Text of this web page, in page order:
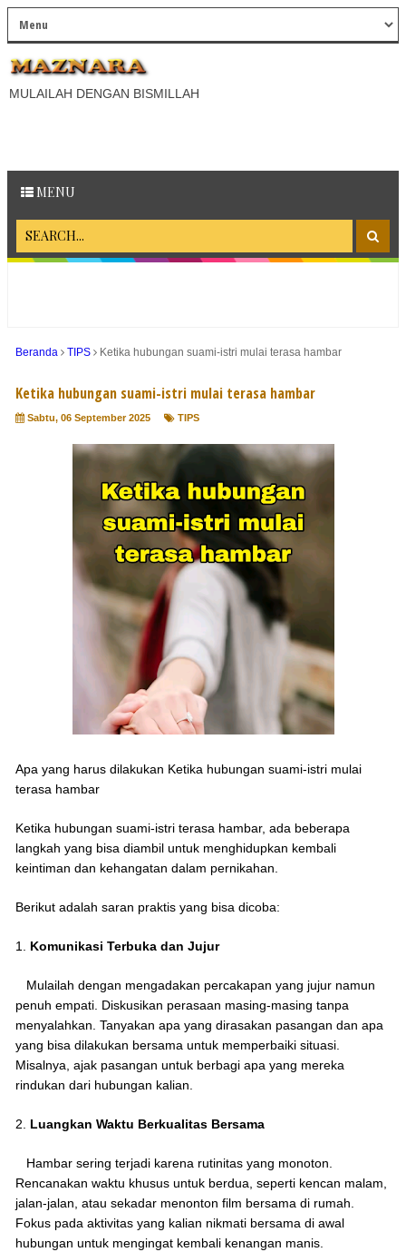
MULAILAH DENGAN BISMILLAH
MENU
Beranda TIPS Ketika hubungan suami-istri mulai terasa hambar
Ketika hubungan suami-istri mulai terasa hambar
Sabtu, 06 September 2025 TIPS
Apa yang harus dilakukan Ketika hubungan suami-istri mulai
terasa hambar
Ketika hubungan suami-istri terasa hambar, ada beberapa
langkah yang bisa diambil untuk menghidupkan kembali
keintiman dan kehangatan dalam pernikahan.
Berikut adalah saran praktis yang bisa dicoba:
1. Komunikasi Terbuka dan Jujur
Mulailah dengan mengadakan percakapan yang jujur namun
penuh empati. Diskusikan perasaan masing-masing tanpa
menyalahkan. Tanyakan apa yang dirasakan pasangan dan apa
yang bisa dilakukan bersama untuk memperbaiki situasi.
Misalnya, ajak pasangan untuk berbagi apa yang mereka
rindukan dari hubungan kalian.
2. Luangkan Waktu Berkualitas Bersama
Hambar sering terjadi karena rutinitas yang monoton.
Rencanakan waktu khusus untuk berdua, seperti kencan malam,
jalan-jalan, atau sekadar menonton film bersama di rumah.
Fokus pada aktivitas yang kalian nikmati bersama di awal
hubungan untuk mengingat kembali kenangan manis.